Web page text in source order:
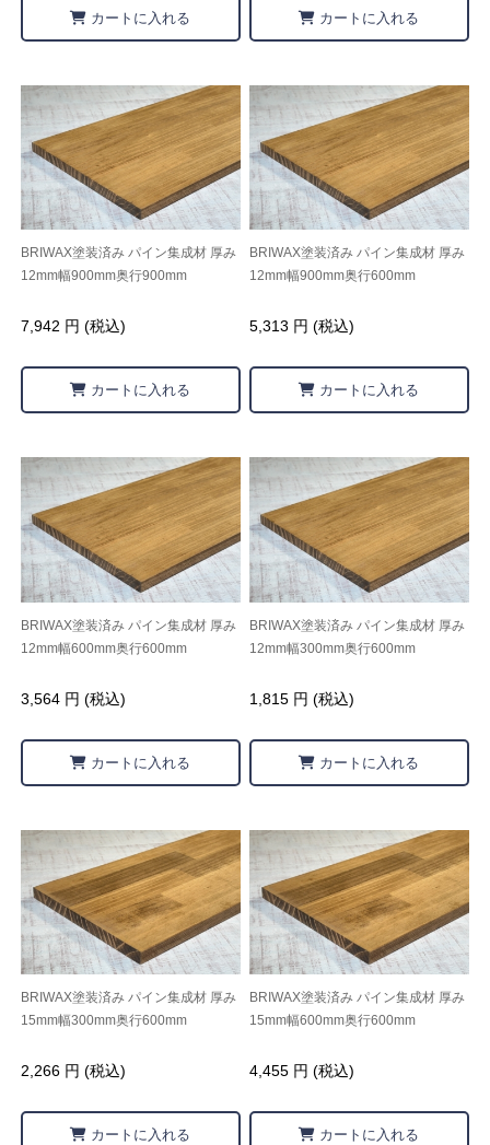
カートに入れる カートに入れる
BRIWAX塗装済み パイン集成材 厚み
12mm幅900mm奥行900mm
7,942 円 (税込)
カートに入れる
BRIWAX塗装済み パイン集成材 厚み
12mm幅900mm奥行600mm
5,313 円 (税込)
カートに入れる
BRIWAX塗装済み パイン集成材 厚み
12mm幅600mm奥行600mm
3,564 円 (税込)
カートに入れる
BRIWAX塗装済み パイン集成材 厚み
12mm幅300mm奥行600mm
1,815 円 (税込)
カートに入れる
BRIWAX塗装済み パイン集成材 厚み
15mm幅300mm奥行600mm
2,266 円 (税込)
カートに入れる
BRIWAX塗装済み パイン集成材 厚み
15mm幅600mm奥行600mm
4,455 円 (税込)
カートに入れる